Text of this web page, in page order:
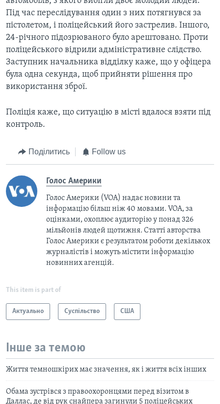
Під час переслідування один з них потягнувся за
пістолетом, і поліцейський його застрелив. Іншого,
24-річного підозрюваного було арештовано. Проти
поліцейського відрили адміністративне слідство.
Заступник начальника відділку каже, що у офіцера
була одна секунда, щоб прийняти рішення про
використання зброї.
Поліція каже, що ситуацію в місті вдалося взяти під
контроль.
Поділитись Follow us
Голос Америки
Голос Америки (VOA) надає новини та
інформацію більш ніж 40 мовами. VOA, за
оцінками, охоплює аудиторію у понад 326
мільйонів людей щотижня. Статті авторства
Голос Америки є результатом роботи декількох
журналістів і можуть містити інформацію
новинних агенцій.
This item is part of
Актуально Суспільство США
Інше за темою
Життя темношкірих має значення, як і життя всіх інших
Обама зустрівся з правоохоронцями перед візитом в
Даллас, де від рук снайпера загинули 5 поліцейських